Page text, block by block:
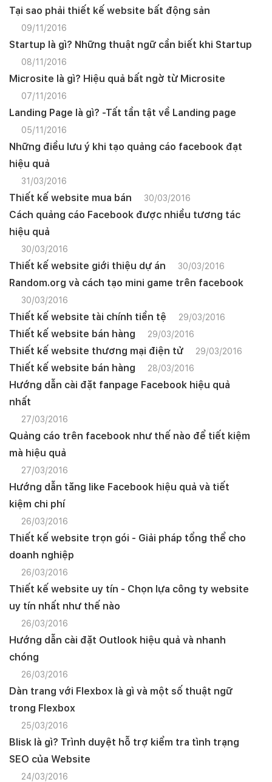
Tại sao phải thiết kế website bất động sản
09/11/2016
Startup là gì? Những thuật ngữ cần biết khi Startup
08/11/2016
Microsite là gì? Hiệu quả bất ngờ từ Microsite
07/11/2016
Landing Page là gì? -Tất tần tật về Landing page
05/11/2016
Những điều lưu ý khi tạo quảng cáo facebook đạt
hiệu quả
31/03/2016
Thiết kế website mua bán 30/03/2016
Cách quảng cáo Facebook được nhiều tương tác
hiệu quả
30/03/2016
Thiết kế website giới thiệu dự án 30/03/2016
Random.org và cách tạo mini game trên facebook
30/03/2016
Thiết kế website tài chính tiền tệ 29/03/2016
Thiết kế website bán hàng 29/03/2016
Thiết kế website thương mại điện tử 29/03/2016
Thiết kế website bán hàng 28/03/2016
Hướng dẫn cài đặt fanpage Facebook hiệu quả
nhất
27/03/2016
Quảng cáo trên facebook như thế nào để tiết kiệm
mà hiệu quả
27/03/2016
Hướng dẫn tăng like Facebook hiệu quả và tiết
kiệm chi phí
26/03/2016
Thiết kế website trọn gói - Giải pháp tổng thể cho
doanh nghiệp
26/03/2016
Thiết kế website uy tín - Chọn lựa công ty website
uy tín nhất như thế nào
26/03/2016
Hướng dẫn cài đặt Outlook hiệu quả và nhanh
chóng
26/03/2016
Dàn trang với Flexbox là gì và một số thuật ngữ
trong Flexbox
25/03/2016
Blisk là gì? Trình duyệt hỗ trợ kiểm tra tình trạng
SEO của Website
24/03/2016